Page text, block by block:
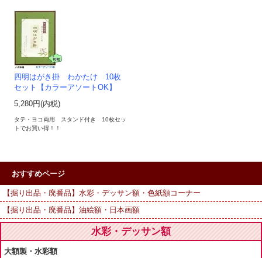
四明はがき掛 わかたけ 10枚
セット【カラーアソートOK】
5,280円(内税)
タテ・ヨコ両用 スタンド付き 10枚セッ
トでお買い得！！
おすすめページ
【掘り出品・廃番品】水彩・デッサン額・色紙額コーナー
【掘り出品・廃番品】油絵額・日本画額
水彩・デッサン額
大額製・水彩額